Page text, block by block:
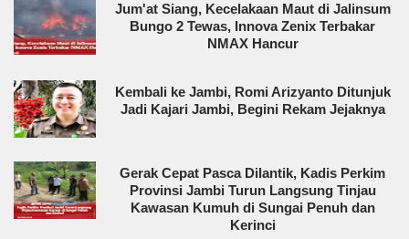
Jum'at Siang, Kecelakaan Maut di Jalinsum
Bungo 2 Tewas, Innova Zenix Terbakar
NMAX Hancur
Kembali ke Jambi, Romi Arizyanto Ditunjuk
Jadi Kajari Jambi, Begini Rekam Jejaknya
Gerak Cepat Pasca Dilantik, Kadis Perkim
Provinsi Jambi Turun Langsung Tinjau
Kawasan Kumuh di Sungai Penuh dan
Kerinci